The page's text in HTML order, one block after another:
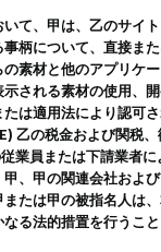
て、甲は、乙のサイ
柄について、直接ま
素材と他のアプリ
される素材の使用、
は適用法により認可
乙の税金および関税
業員または下請業者
、甲の関連会社およ
たは甲の被指名人は
る法的措置を行うこ